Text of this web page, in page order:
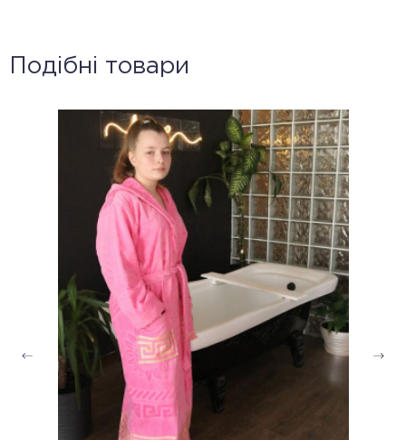
Подібні товари